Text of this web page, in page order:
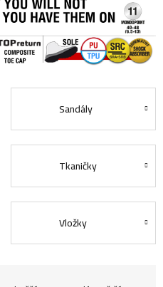
Sandály
Tkaničky
Vložky